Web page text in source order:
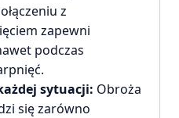
z
zapewni
podczas
sytuacji: Obroża
się zarówno